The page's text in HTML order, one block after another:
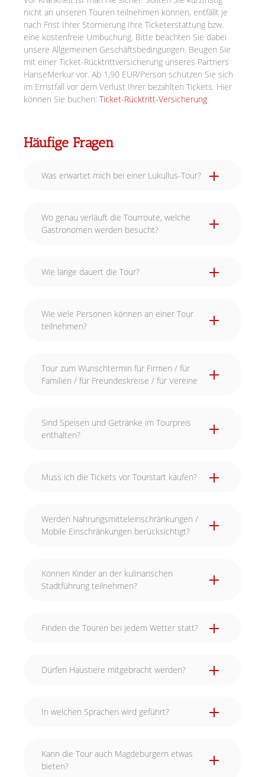
nicht an unseren Touren teilnehmen können, entfällt je
nach Frist Ihrer Stornierung Ihre Ticketerstattung bzw.
eine kostenfreie Umbuchung. Bitte beachten Sie dabei
unsere Allgemeinen Geschäftsbedingungen. Beugen Sie
mit einer Ticket-Rücktrittversicherung unseres Partners
HanseMerkur vor. Ab 1,90 EUR/Person schützen Sie sich
im Ernstfall vor dem Verlust Ihrer bezahlten Tickets. Hier
können Sie buchen: Ticket-Rücktritt-Versicherung
Häufige Fragen
Was erwartet mich bei einer Lukullus-Tour?
Wo genau verläuft die Tourroute, welche
Gastronomen werden besucht?
Wie lange dauert die Tour?
Wie viele Personen können an einer Tour
teilnehmen?
Tour zum Wunschtermin für Firmen / für
Familien / für Freundeskreise / für Vereine
Sind Speisen und Getränke im Tourpreis
enthalten?
Muss ich die Tickets vor Tourstart kaufen?
Werden Nahrungsmitteleinschränkungen /
Mobile Einschränkungen berücksichtigt?
Können Kinder an der kulinarischen
Stadtführung teilnehmen?
Finden die Touren bei jedem Wetter statt?
Dürfen Haustiere mitgebracht werden?
In welchen Sprachen wird geführt?
Kann die Tour auch Magdeburgern etwas
bieten?